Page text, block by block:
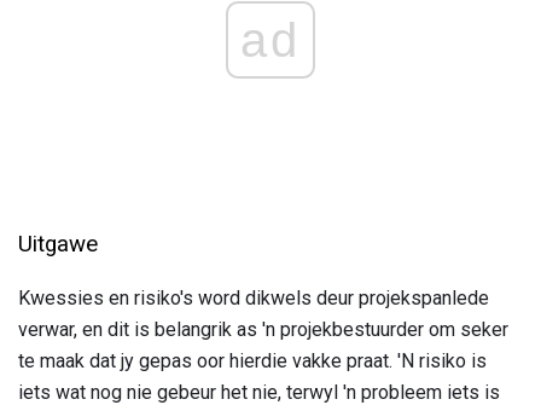
ad
Uitgawe
Kwessies en risiko's word dikwels deur projekspanlede
verwar, en dit is belangrik as 'n projekbestuurder om seker
te maak dat jy gepas oor hierdie vakke praat. 'N risiko is
iets wat nog nie gebeur het nie, terwyl 'n probleem iets is